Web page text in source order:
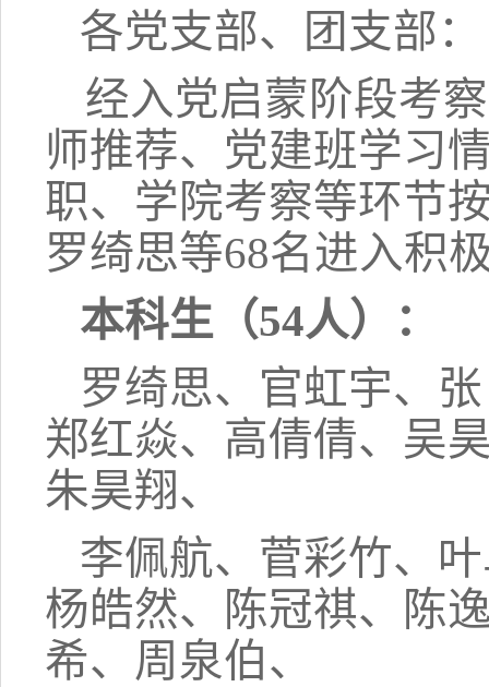
各党支部、团支部：
经入党启蒙阶段考
师推荐、党建班学习
职、学院考察等环节
罗绮思等68名进入积
本科生（54人）：
罗绮思、官虹宇、张
郑红焱、高倩倩、吴
朱昊翔、
李佩航、菅彩竹、
杨皓然、陈冠祺、陈
希、周泉伯、